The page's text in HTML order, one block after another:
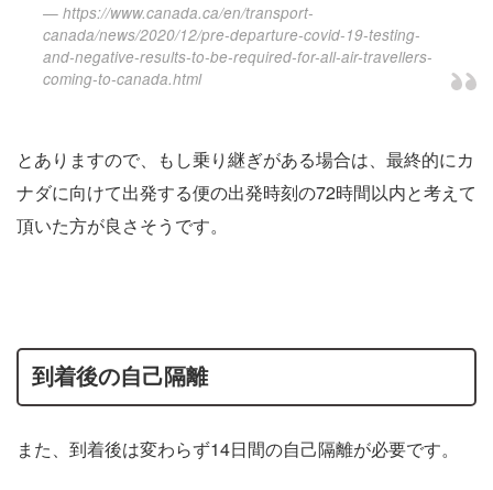
https://www.canada.ca/en/transport-
canada/news/2020/12/pre-departure-covid-19-testing-
and-negative-results-to-be-required-for-all-air-travellers-
coming-to-canada.html
とありますので、もし乗り継ぎがある場合は、最終的にカ
ナダに向けて出発する便の出発時刻の72時間以内と考えて
頂いた方が良さそうです。
到着後の自己隔離
また、到着後は変わらず14日間の自己隔離が必要です。